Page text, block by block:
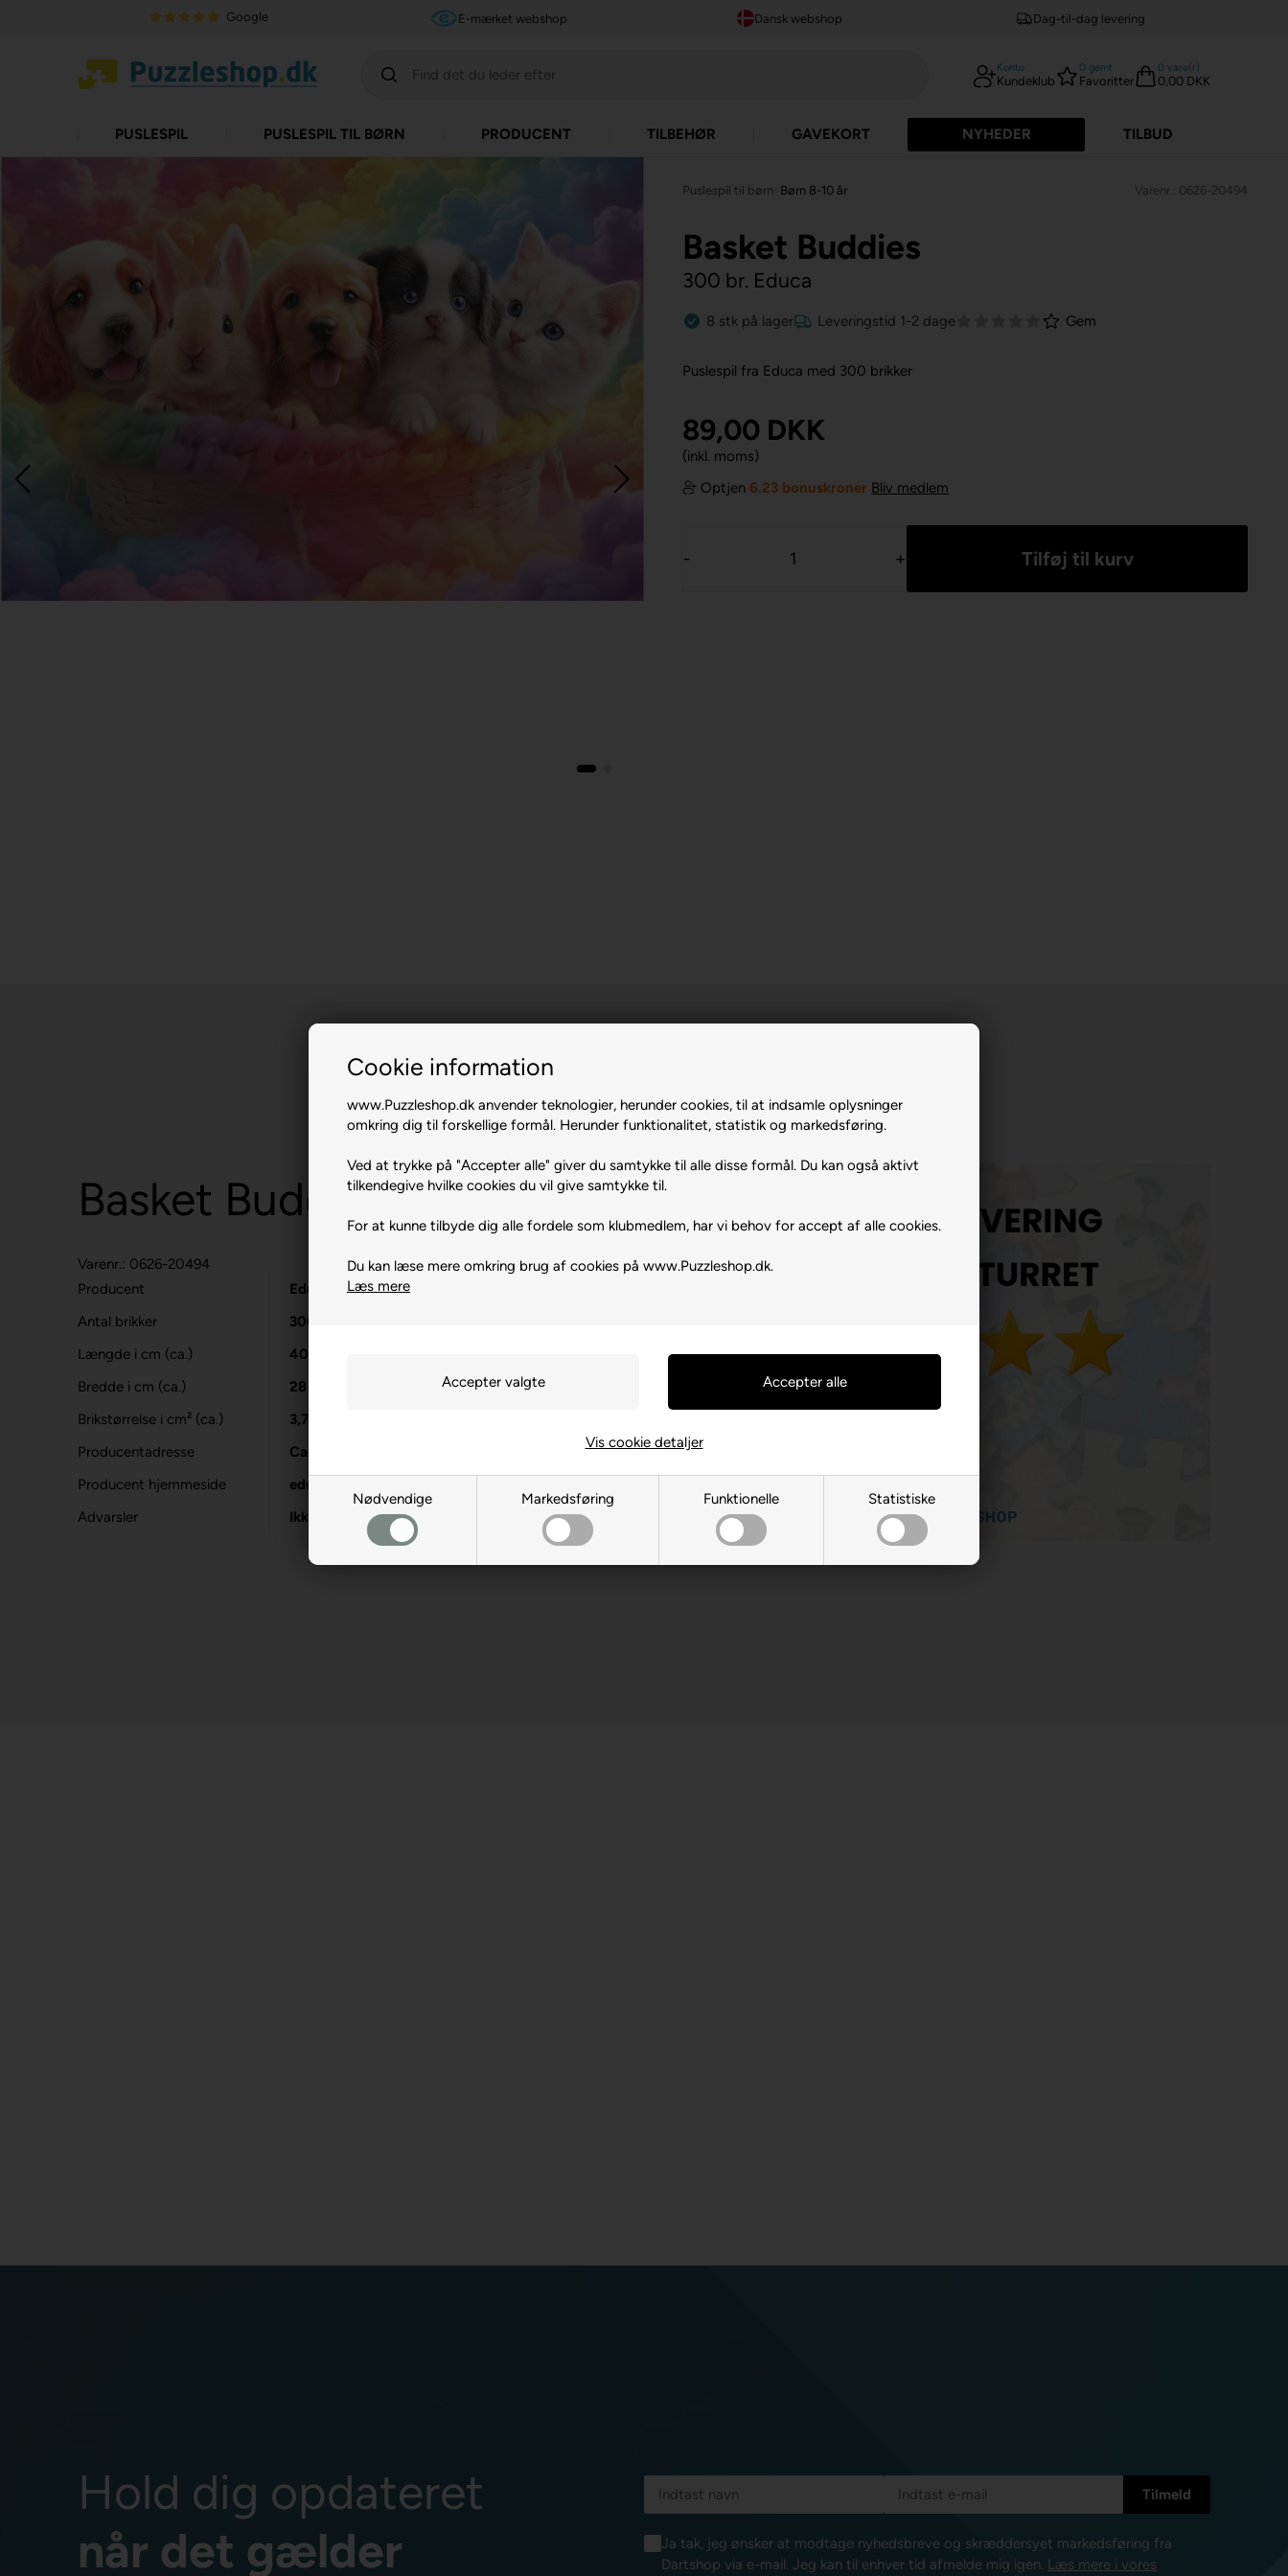
Cookie information
www.Puzzleshop.dk anvender teknologier, herunder cookies, til at indsamle oplysninger
omkring dig til forskellige formål. Herunder funktionalitet, statistik og markedsføring.
Ved at trykke på "Accepter alle" giver du samtykke til alle disse formål. Du kan også aktivt
tilkendegive hvilke cookies du vil give samtykke til.
For at kunne tilbyde dig alle fordele som klubmedlem, har vi behov for accept af alle cookies.
Du kan læse mere omkring brug af cookies på www.Puzzleshop.dk.
Læs mere
Nødvendige Markedsføring Funktionelle Statistiske
Vis cookie detaljer
Google E-mærket webshop Dansk webshop Dag-til-dag levering
Konto
Kundeklub
0 gemt
Favoritter
0 vare(r)
0,00 DKK
PUSLESPIL PUSLESPIL TIL BØRN PRODUCENT TILBEHØR GAVEKORT NYHEDER TILBUD
Puslespil til børn Børn 8-10 år Varenr.: 0626-20494
Basket Buddies
300 br. Educa
8 stk på lager Leveringstid 1-2 dage Gem
Puslespil fra Educa med 300 brikker
89,00 DKK
(inkl. moms)
Optjen 6.23 bonuskroner Bliv medlem
- +
Basket Buddies.
Varenr.: 0626-20494
Producent
Educa
Antal brikker
300
Længde i cm (ca.)
40
Bredde i cm (ca.)
28
Brikstørrelse i cm² (ca.)
3,7
Producentadresse
Carrer d'Osona, 1, ES- 08192 Sant Quirze del Vallès
Producent hjemmeside
educaborras.com
Advarsler
Ikke til børn under 3 år. Indeholder små dele.
Hold dig opdateret
når det gælder
Ja tak, jeg ønsker at modtage nyhedsbreve og skræddersyet markedsføring fra
Dartshop via e-mail. Jeg kan til enhver tid afmelde mig igen. Læs mere i vores